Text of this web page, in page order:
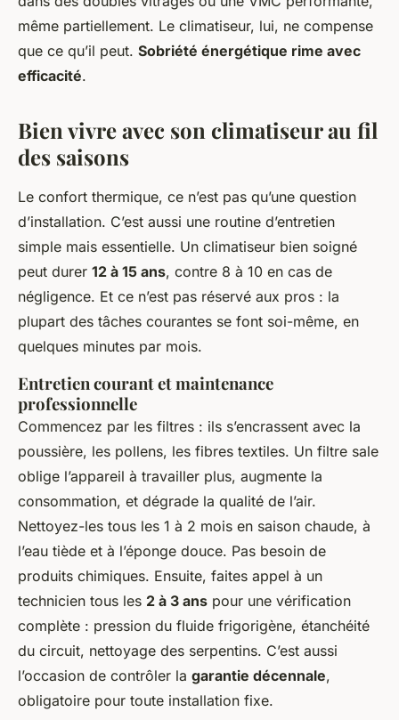
même partiellement. Le climatiseur, lui, ne compense
que ce qu’il peut. Sobriété énergétique rime avec
efficacité.
Bien vivre avec son climatiseur au fil
des saisons
Le confort thermique, ce n’est pas qu’une question
d’installation. C’est aussi une routine d’entretien
simple mais essentielle. Un climatiseur bien soigné
peut durer 12 à 15 ans, contre 8 à 10 en cas de
négligence. Et ce n’est pas réservé aux pros : la
plupart des tâches courantes se font soi-même, en
quelques minutes par mois.
Entretien courant et maintenance
professionnelle
Commencez par les filtres : ils s’encrassent avec la
poussière, les pollens, les fibres textiles. Un filtre sale
oblige l’appareil à travailler plus, augmente la
consommation, et dégrade la qualité de l’air.
Nettoyez-les tous les 1 à 2 mois en saison chaude, à
l’eau tiède et à l’éponge douce. Pas besoin de
produits chimiques. Ensuite, faites appel à un
technicien tous les 2 à 3 ans pour une vérification
complète : pression du fluide frigorigène, étanchéité
du circuit, nettoyage des serpentins. C’est aussi
l’occasion de contrôler la garantie décennale,
obligatoire pour toute installation fixe.